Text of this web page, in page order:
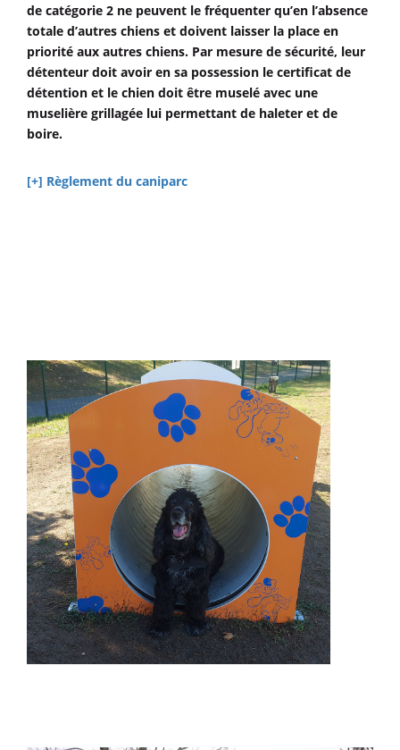
de catégorie 2 ne peuvent le fréquenter qu’en l’absence
totale d’autres chiens et doivent laisser la place en
priorité aux autres chiens. Par mesure de sécurité, leur
détenteur doit avoir en sa possession le certificat de
détention et le chien doit être muselé avec une
muselière grillagée lui permettant de haleter et de
boire.
[+] Règlement du caniparc